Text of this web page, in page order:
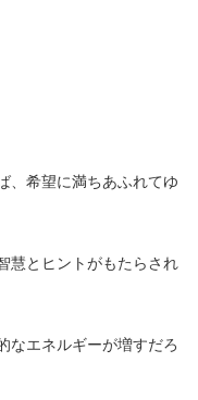
、希望に満ちあふれてゆ
慧とヒントがもたらされ
なエネルギーが増すだろ